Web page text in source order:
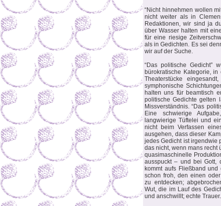
“Nicht hinnehmen wollen
nicht weiter als in
Redaktionen, wir sind ja
über Wasser halten mit
für eine riesige
als in Gedichten. Es sei
wir auf der Suche.
“Das politische Gedicht”
bürokratische Kategorie,
Theaterstücke
symphonische
halten uns für beamtisch
politische Gedichte gelten
Missverständnis. “Das
Eine schwierige
langwierige Tüftelei und
nicht beim Verfassen
ausgehen, dass dieser
jedes Gedicht ist irgendwie
das nicht, wenn mans recht
quasimaschinelle
ausspuckt – und bei Gott,
kommt aufs Fließband
schon froh, den einen
zu entdecken;
Wut, die im Lauf des
und anschwillt; echte